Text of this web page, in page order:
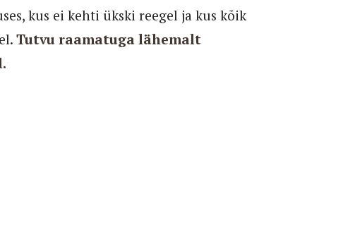
kus ei kehti ükski reegel ja kus kõik
Tutvu raamatuga lähemalt